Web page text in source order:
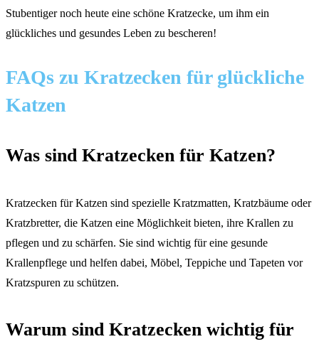
Stubentiger noch heute eine schöne Kratzecke, um ihm ein
glückliches und gesundes Leben zu bescheren!
FAQs zu Kratzecken für glückliche
Katzen
Was sind Kratzecken für Katzen?
Kratzecken für Katzen sind spezielle Kratzmatten, Kratzbäume oder
Kratzbretter, die Katzen eine Möglichkeit bieten, ihre Krallen zu
pflegen und zu schärfen. Sie sind wichtig für eine gesunde
Krallenpflege und helfen dabei, Möbel, Teppiche und Tapeten vor
Kratzspuren zu schützen.
Warum sind Kratzecken wichtig für